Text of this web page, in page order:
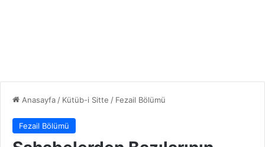
Anasayfa/ Kütüb-i Sitte / Fezail Bölümü
Fezail Bölümü